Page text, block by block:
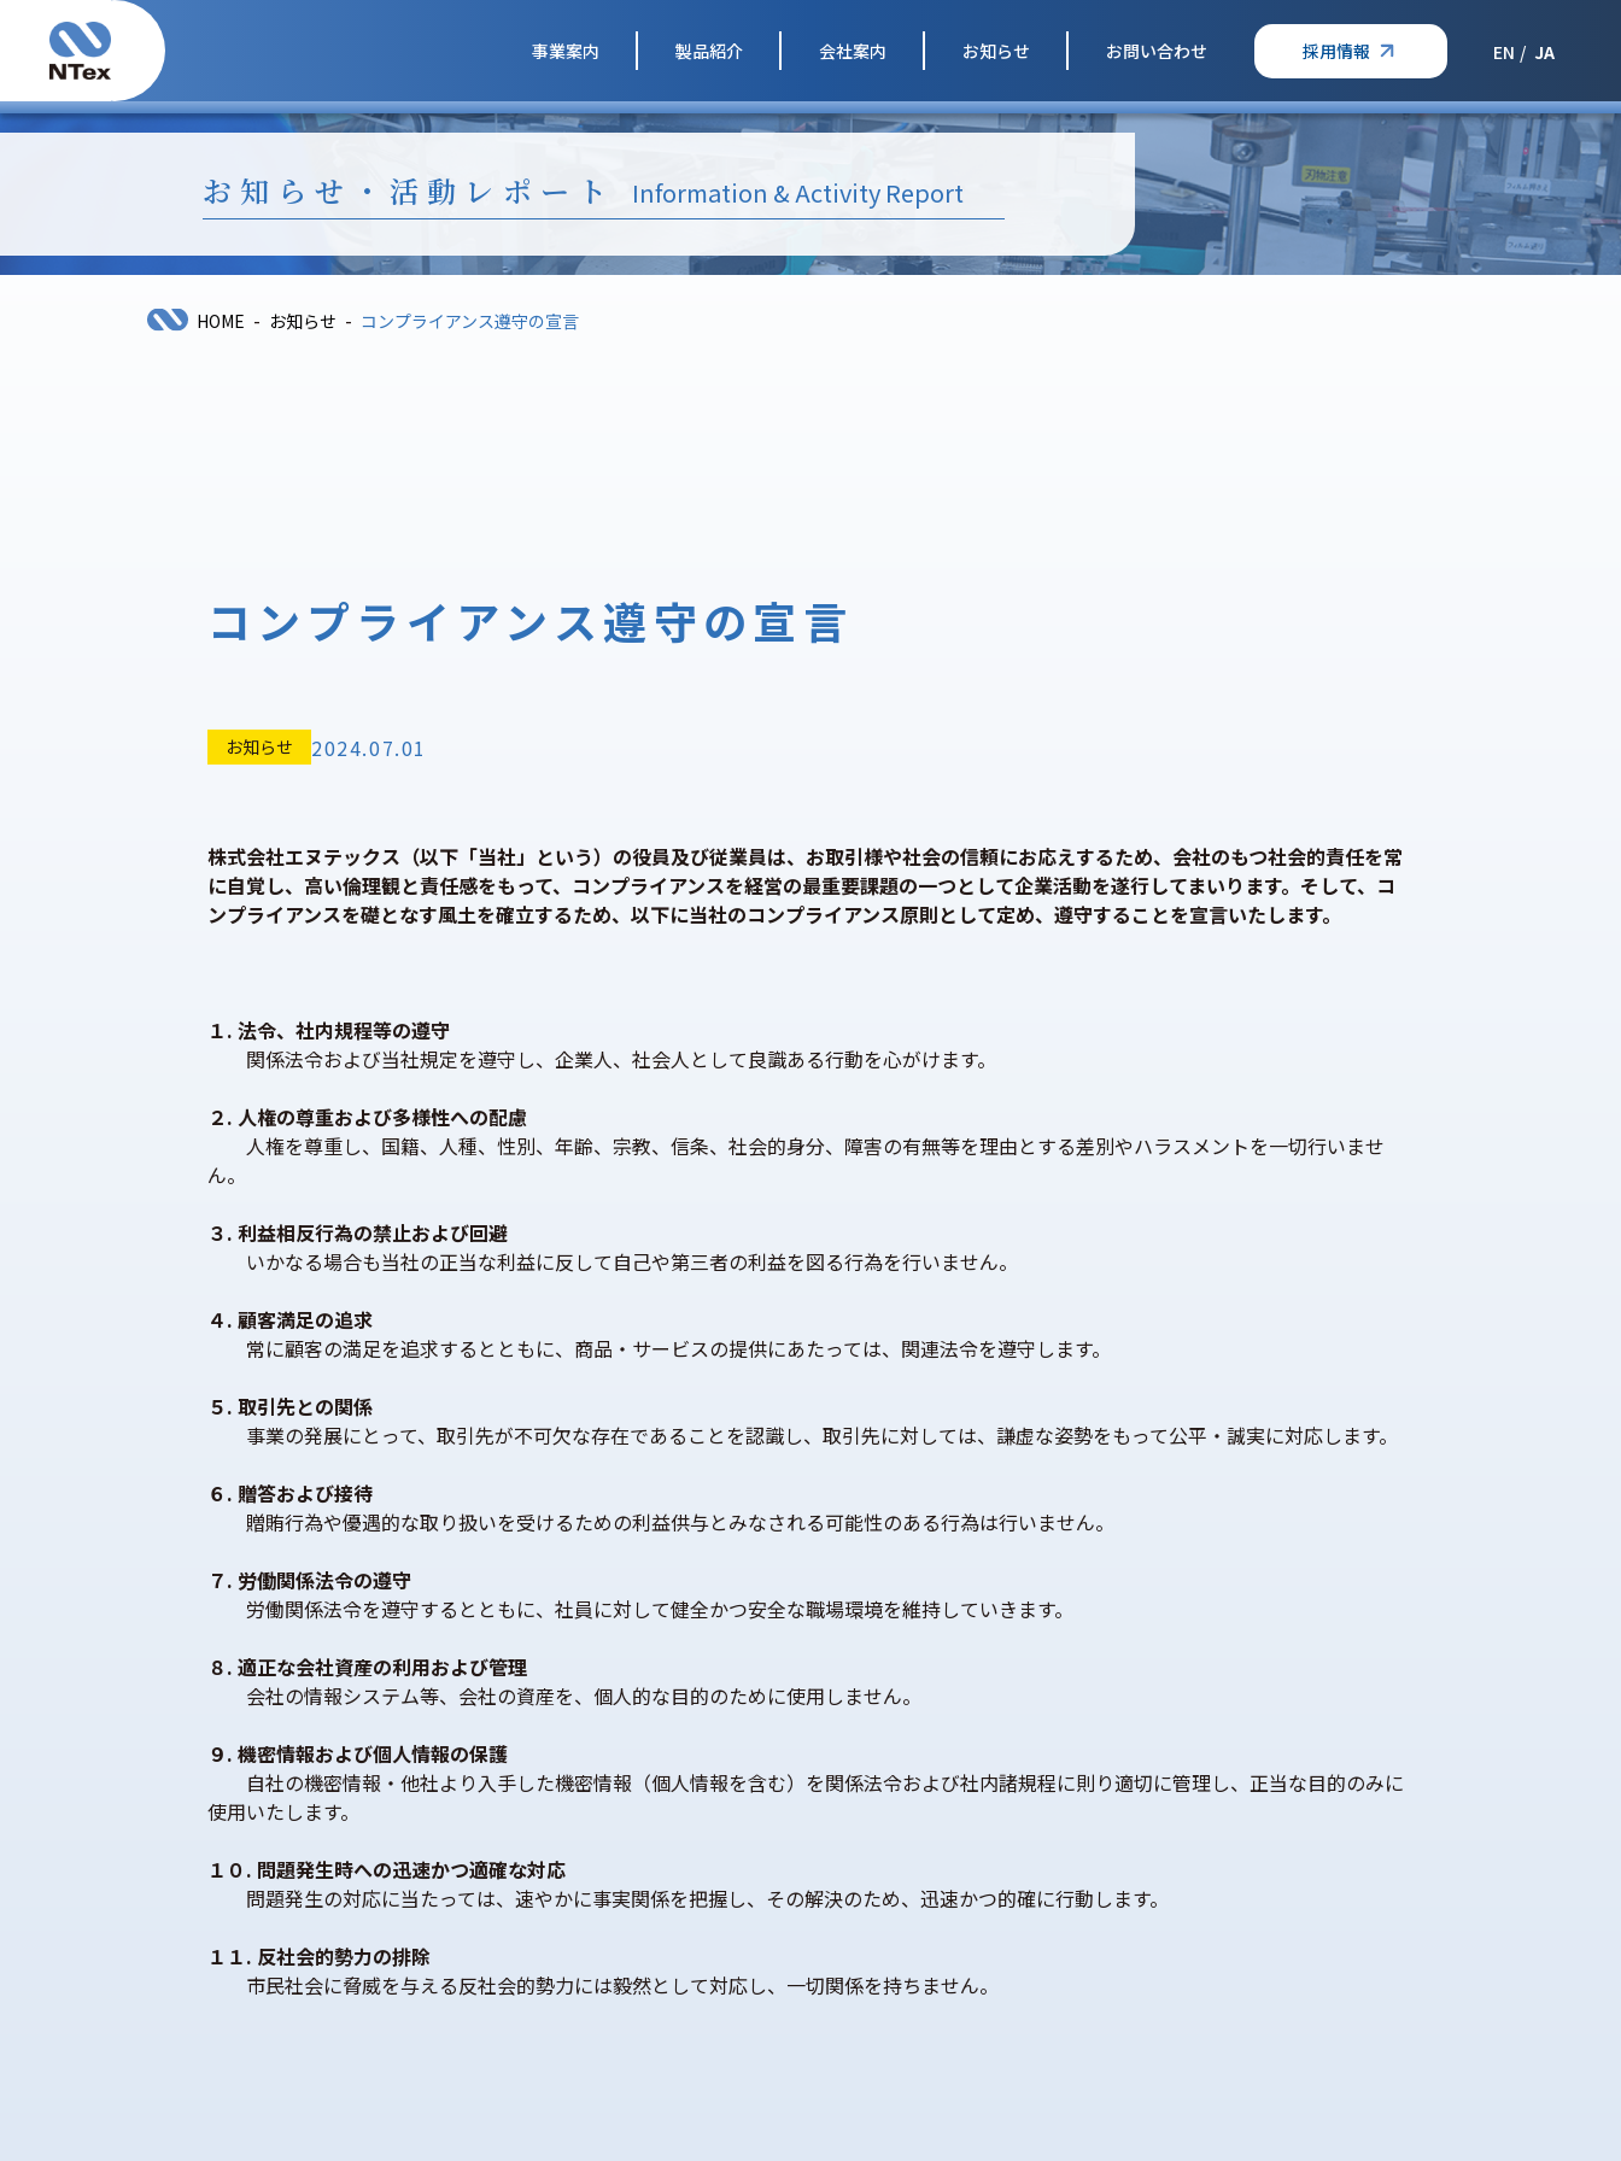
事業案内 製品紹介 会社案内 お知らせ お問い合わせ 採用情報 EN JA
お知らせ・活動レポート Information & Activity Report
HOME - お知らせ - コンプライアンス遵守の宣言
コンプライアンス遵守の宣言
お知らせ 2024.07.01
株式会社エヌテックス（以下「当社」という）の役員及び従業員は、お取引様や社会の信頼にお応えするため、会社のもつ社会的責任を常
に自覚し、高い倫理観と責任感をもって、コンプライアンスを経営の最重要課題の一つとして企業活動を遂行してまいります。そして、コ
ンプライアンスを礎となす風土を確立するため、以下に当社のコンプライアンス原則として定め、遵守することを宣言いたします。
１. 法令、社内規程等の遵守
関係法令および当社規定を遵守し、企業人、社会人として良識ある行動を心がけます。
２. 人権の尊重および多様性への配慮
人権を尊重し、国籍、人種、性別、年齢、宗教、信条、社会的身分、障害の有無等を理由とする差別やハラスメントを一切行いませ
ん。
３. 利益相反行為の禁止および回避
いかなる場合も当社の正当な利益に反して自己や第三者の利益を図る行為を行いません。
４. 顧客満足の追求
常に顧客の満足を追求するとともに、商品・サービスの提供にあたっては、関連法令を遵守します。
５. 取引先との関係
事業の発展にとって、取引先が不可欠な存在であることを認識し、取引先に対しては、謙虚な姿勢をもって公平・誠実に対応します。
６. 贈答および接待
贈賄行為や優遇的な取り扱いを受けるための利益供与とみなされる可能性のある行為は行いません。
７. 労働関係法令の遵守
労働関係法令を遵守するとともに、社員に対して健全かつ安全な職場環境を維持していきます。
８. 適正な会社資産の利用および管理
会社の情報システム等、会社の資産を、個人的な目的のために使用しません。
９. 機密情報および個人情報の保護
自社の機密情報・他社より入手した機密情報（個人情報を含む）を関係法令および社内諸規程に則り適切に管理し、正当な目的のみに
使用いたします。
１０. 問題発生時への迅速かつ適確な対応
問題発生の対応に当たっては、速やかに事実関係を把握し、その解決のため、迅速かつ的確に行動します。
１１. 反社会的勢力の排除
市民社会に脅威を与える反社会的勢力には毅然として対応し、一切関係を持ちません。